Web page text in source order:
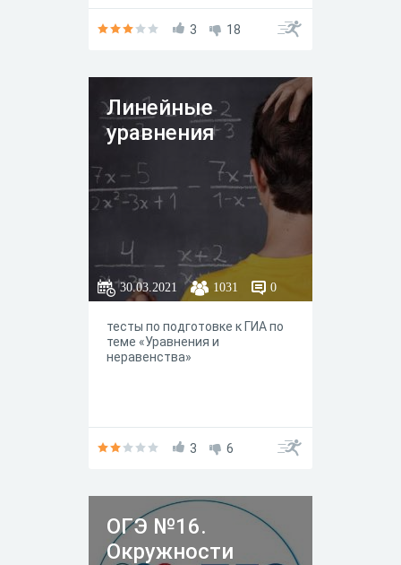
3 18
Линейные
уравнения
30.03.2021 1031 0
тесты по подготовке к ГИА по
теме «Уравнения и
неравенства»
3 6
ОГЭ №16.
Окружности